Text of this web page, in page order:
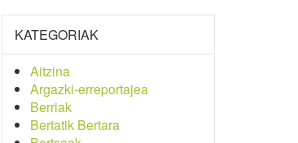
KATEGORIAK
Aitzina
Argazki-erreportajea
Berriak
Bertatik Bertara